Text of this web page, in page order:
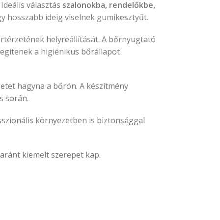
választás szalonokba, rendelőkbe,
hosszabb ideig viselnek gumikesztyűt.
helyreállítását. A bőrnyugtató
a higiénikus bőrállapot
hagyna a bőrön. A készítmény
során.
környezetben is biztonsággal
kiemelt szerepet kap.